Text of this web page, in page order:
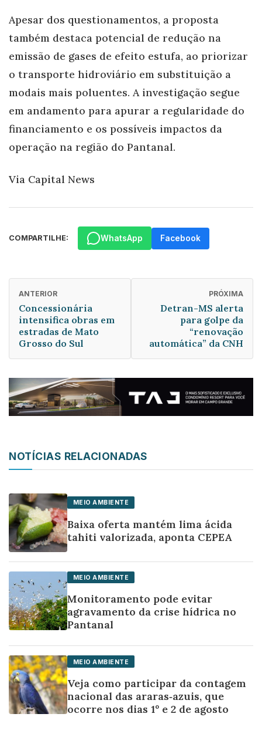
Apesar dos questionamentos, a proposta
também destaca potencial de redução na
emissão de gases de efeito estufa, ao priorizar
o transporte hidroviário em substituição a
modais mais poluentes. A investigação segue
em andamento para apurar a regularidade do
financiamento e os possíveis impactos da
operação na região do Pantanal.
Via Capital News
COMPARTILHE: WhatsApp Facebook
ANTERIOR
Concessionária
intensifica obras em
estradas de Mato
Grosso do Sul
PRÓXIMA
Detran-MS alerta
para golpe da
“renovação
automática” da CNH
NOTÍCIAS RELACIONADAS
MEIO AMBIENTE
Baixa oferta mantém lima ácida
tahiti valorizada, aponta CEPEA
MEIO AMBIENTE
Monitoramento pode evitar
agravamento da crise hídrica no
Pantanal
MEIO AMBIENTE
Veja como participar da contagem
nacional das araras‑azuis, que
ocorre nos dias 1º e 2 de agosto